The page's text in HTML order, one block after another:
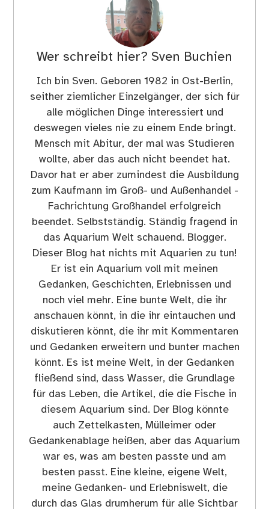
Ich bin Sven. Geboren 1982 in Ost-Berlin,
seither ziemlicher Einzelgänger, der sich für
alle möglichen Dinge interessiert und
deswegen vieles nie zu einem Ende bringt.
Mensch mit Abitur, der mal was Studieren
wollte, aber das auch nicht beendet hat.
Davor hat er aber zumindest die Ausbildung
zum Kaufmann im Groß- und Außenhandel -
Fachrichtung Großhandel erfolgreich
beendet. Selbstständig. Ständig fragend in
das Aquarium Welt schauend. Blogger.
Dieser Blog hat nichts mit Aquarien zu tun!
Er ist ein Aquarium voll mit meinen
Gedanken, Geschichten, Erlebnissen und
noch viel mehr. Eine bunte Welt, die ihr
anschauen könnt, in die ihr eintauchen und
diskutieren könnt, die ihr mit Kommentaren
und Gedanken erweitern und bunter machen
könnt. Es ist meine Welt, in der Gedanken
fließend sind, dass Wasser, die Grundlage
für das Leben, die Artikel, die die Fische in
diesem Aquarium sind. Der Blog könnte
auch Zettelkasten, Mülleimer oder
Gedankenablage heißen, aber das Aquarium
war es, was am besten passte und am
besten passt. Eine kleine, eigene Welt,
meine Gedanken- und Erlebniswelt, die